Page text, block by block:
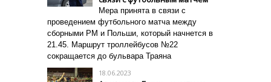
Мера принята в связи с
проведением футбольного матча между
сборными РМ и Польши, который начнется в
21.45. Маршрут троллейбусов №22
сокращается до бульвара Траяна
18.06.2023